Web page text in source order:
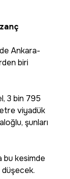
Ankara-
biri
3 bin 795
viyadük
şunları
bu kesimde